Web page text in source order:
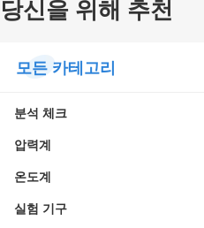
당신을 위해 추천
모든 카테고리
분석 체크
압력계
온도계
실험 기구